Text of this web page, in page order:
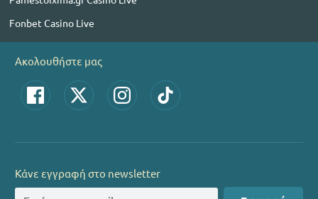
Fonbet Casino Live
Ακολουθήστε μας
Κάνε εγγραφή στο newsletter